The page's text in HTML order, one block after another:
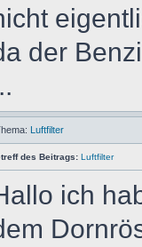
der
Luftfilter
des Beitrags: Luftfilter
ich